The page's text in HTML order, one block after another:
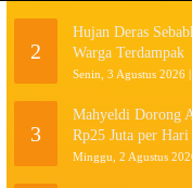
2
Hujan Deras
Warga Terdampak
Senin, 3 Agustus 2026
3
Mahyeldi Dorong
Rp25 Juta per Hari
Minggu, 2 Agustus